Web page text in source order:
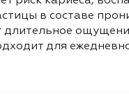
в составе
для